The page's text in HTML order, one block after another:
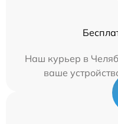
Наш курьер в
ваше